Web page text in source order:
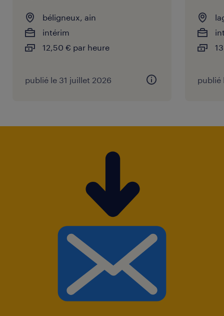
béligneux, ain
intérim
12,50 € par heure
publié le 31 juillet 2026 publié